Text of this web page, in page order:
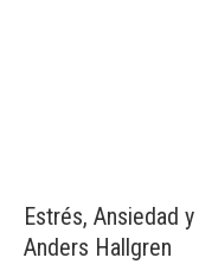
Estrés, Ansiedad
Anders Hallgren